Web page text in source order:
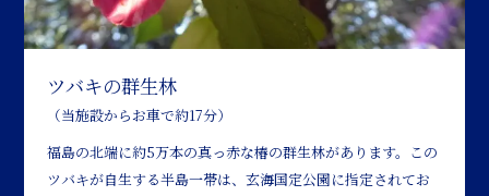
ツバキの群生林
（当施設からお車で約17分）
福島の北端に約5万本の真っ赤な椿の群生林があります。この
ツバキが自生する半島一帯は、玄海国定公園に指定されてお